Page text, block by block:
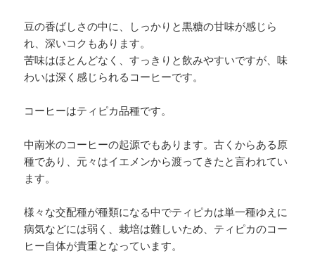
豆の香ばしさの中に、しっかりと黒糖の甘味が感じら
れ、深いコクもあります。
苦味はほとんどなく、すっきりと飲みやすいですが、味
わいは深く感じられるコーヒーです。
コーヒーはティピカ品種です。
中南米のコーヒーの起源でもあります。古くからある原
種であり、元々はイエメンから渡ってきたと言われてい
ます。
様々な交配種が種類になる中でティピカは単一種ゆえに
病気などには弱く、栽培は難しいため、ティピカのコー
ヒー自体が貴重となっています。